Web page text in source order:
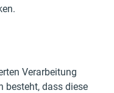
Verarbeitung
besteht, dass diese